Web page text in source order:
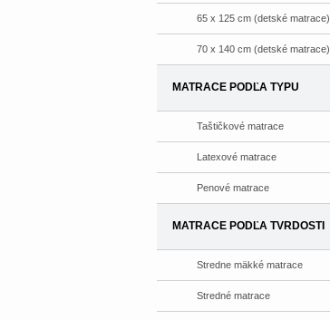
65 x 125 cm (detské matrace)
70 x 140 cm (detské matrace)
MATRACE PODĽA TYPU
Taštičkové matrace
Latexové matrace
Penové matrace
MATRACE PODĽA TVRDOSTI
Stredne mäkké matrace
Stredné matrace